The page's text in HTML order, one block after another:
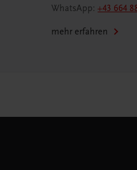
WhatsApp:+43 664
mehr erfahren